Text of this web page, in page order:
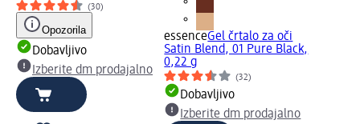
(30)
Opozorila
Dobavljivo
Izberite dm prodajalno
essenceGel črtalo za oči
Satin Blend, 01 Pure Black,
0,22 g
(32)
Dobavljivo
Izberite dm prodajalno